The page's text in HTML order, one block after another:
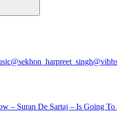
@sekhon_harpreet_singh
– Suran De Sartaj – Is Going To